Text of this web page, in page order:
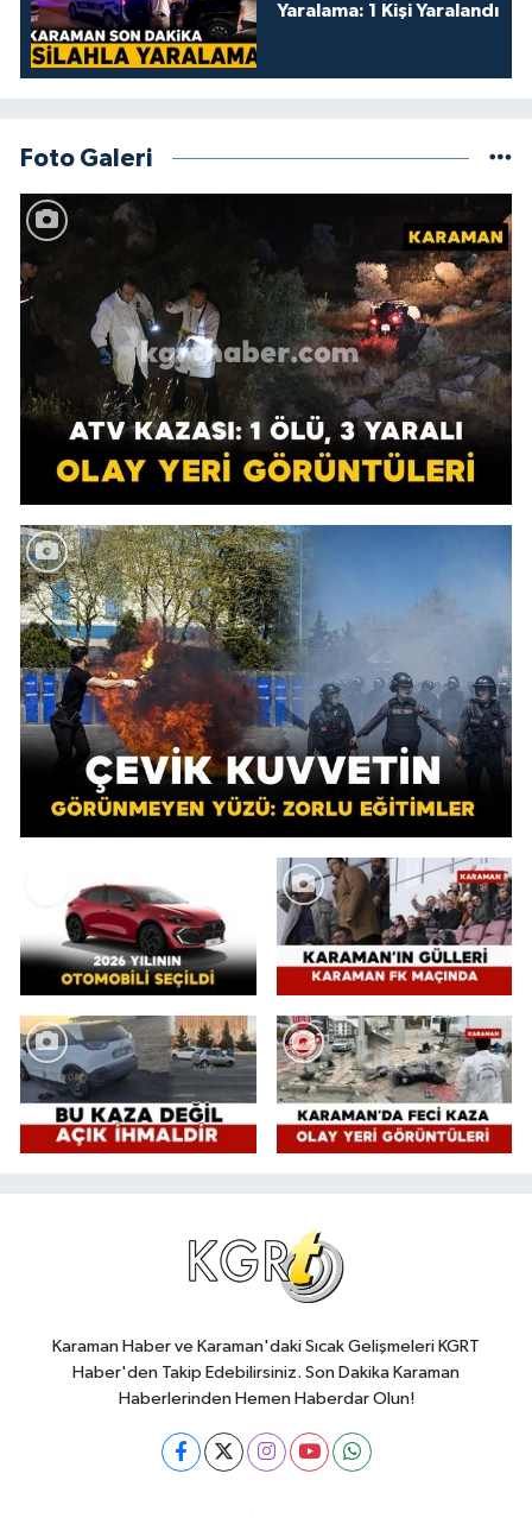
Yaralama: 1 Kişi Yaralandı
Foto Galeri
Karaman Haber ve Karaman'daki Sıcak Gelişmeleri KGRT
Haber'den Takip Edebilirsiniz. Son Dakika Karaman
Haberlerinden Hemen Haberdar Olun!